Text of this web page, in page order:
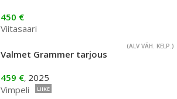
450 €
Viitasaari
(ALV VÄH. KELP.)
Valmet Grammer tarjous
459 €, 2025
Vimpeli
LIIKE